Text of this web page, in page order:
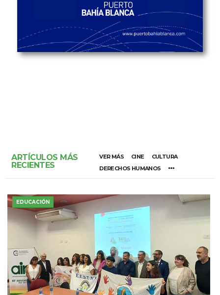
ARTÍCULOS MÁS
RECIENTES
VER MÁS CINE
CULTURA
DERECHOS HUMANOS
EDUCACIÓN